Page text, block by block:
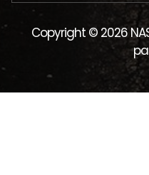
Copyright © 2026